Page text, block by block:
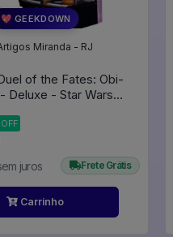
💖 GEEKDOWN
Miranda - RJ
of the Fates: Obi-
Deluxe - Star Wars
juros Frete Grátis
Carrinho